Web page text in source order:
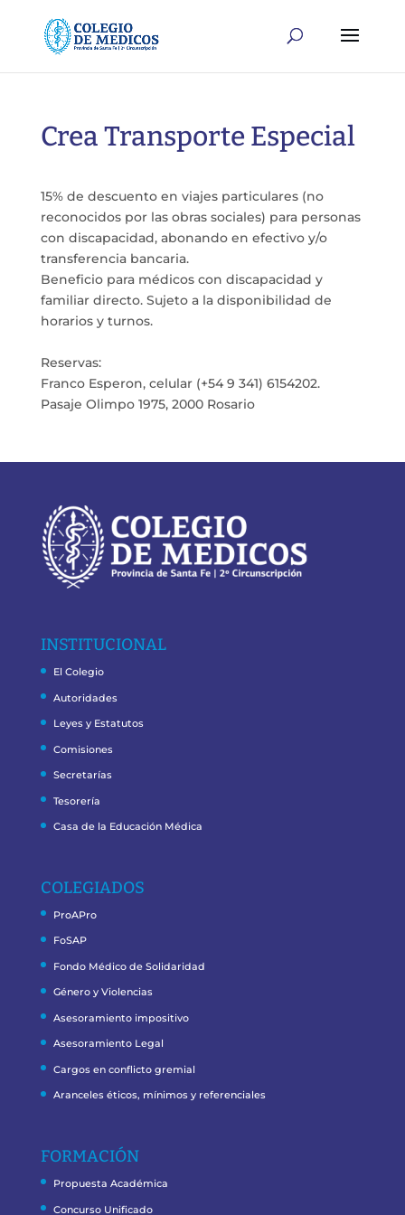
Crea Transporte Especial
15% de descuento en viajes particulares (no
reconocidos por las obras sociales) para personas
con discapacidad, abonando en efectivo y/o
transferencia bancaria.
Beneficio para médicos con discapacidad y
familiar directo. Sujeto a la disponibilidad de
horarios y turnos.
Reservas:
Franco Esperon, celular (+54 9 341) 6154202.
Pasaje Olimpo 1975, 2000 Rosario
INSTITUCIONAL
El Colegio
Autoridades
Leyes y Estatutos
Comisiones
Secretarías
Tesorería
Casa de la Educación Médica
COLEGIADOS
ProAPro
FoSAP
Fondo Médico de Solidaridad
Género y Violencias
Asesoramiento impositivo
Asesoramiento Legal
Cargos en conflicto gremial
Aranceles éticos, mínimos y referenciales
FORMACIÓN
Propuesta Académica
Concurso Unificado